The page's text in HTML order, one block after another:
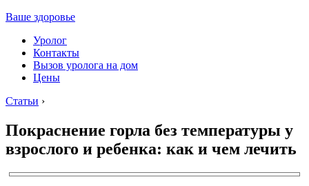
Ваше здоровье
Уролог
Контакты
Вызов уролога на дом
Цены
Статьи ›
Покраснение горла без температуры у
взрослого и ребенка: как и чем лечить